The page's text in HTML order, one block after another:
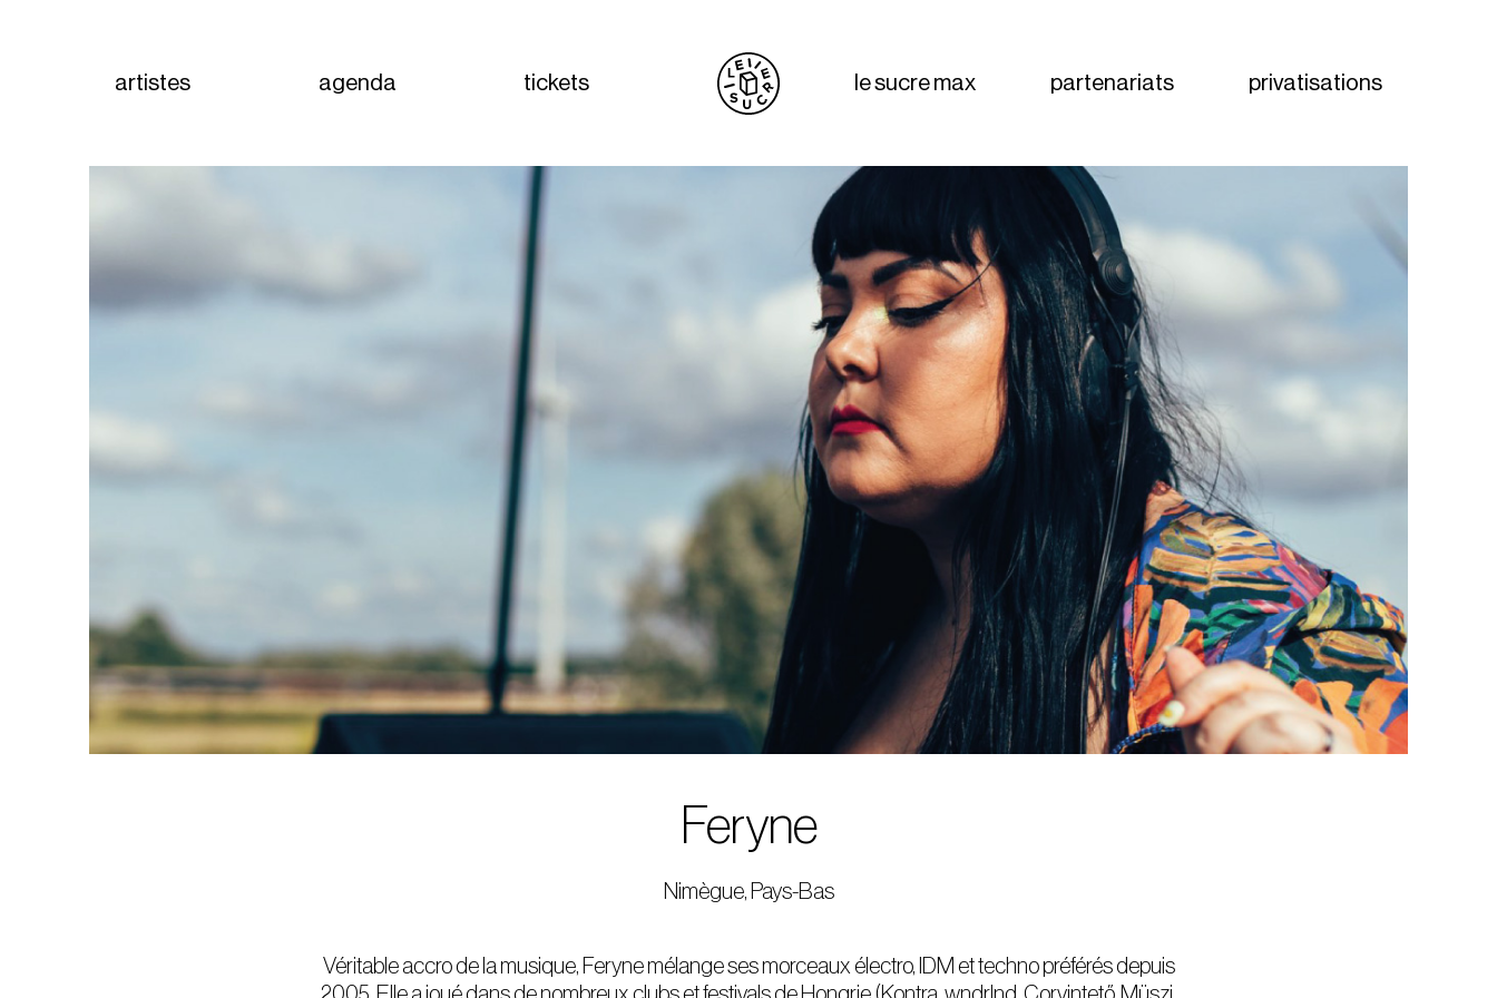
artistes agenda tickets le sucre max partenariats privatisations
Feryne
Nimègue, Pays-Bas
Véritable accro de la musique, Feryne mélange ses morceaux électro, IDM et techno préférés depuis